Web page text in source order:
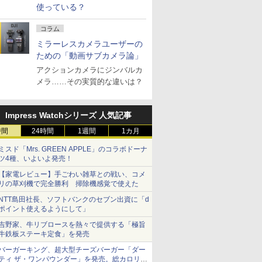
使っている？
コラム
ミラーレスカメラユーザーの
ための「動画サブカメラ論」
アクションカメラにジンバルカ
メラ……その実質的な違いは？
Impress Watchシリーズ 人気記事
24時間 1週間 1カ月
スド「Mrs. GREEN APPLE」のコラボドーナ
4種、いよいよ発売！
家電レビュー】手ごわい雑草との戦い、コメ
の草刈機で完全勝利 掃除機感覚で使えた
島田社長、ソフトバンクのセブン出資に「d
イント使えるようにして」
野家、牛リブロースを熱々で提供する「極旨
鉄板ステーキ定食」を発売
ーガーキング、超大型チーズバーガー「ダー
ィ ザ・ワンパウンダー」を発売。総カロリー